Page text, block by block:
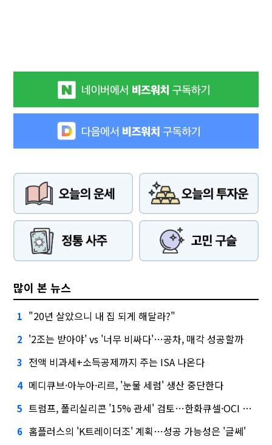
많이 본 뉴스
1 "20년 살았으니 내 집 되게 해달라?"
2 '2조는 받아야' vs '너무 비싸다'…공차, 매각 성공할까
3 전액 비과세+소득공제까지 주는 ISA 나온다
4 메디큐브·아누아·리르, '눈물 세럼' 생산 중단한다
5 트럼프, 폴리실리콘 '15% 관세' 검토…한화큐셀·OCI 영향은?
6 홈플러스의 'K트레이더조' 계획…성공 가능성은 '글쎄'